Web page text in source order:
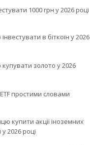
1000 грн у 2026 році
в біткоїн у 2026
золото у 2026
простими словами
купити акції іноземних
2026 році